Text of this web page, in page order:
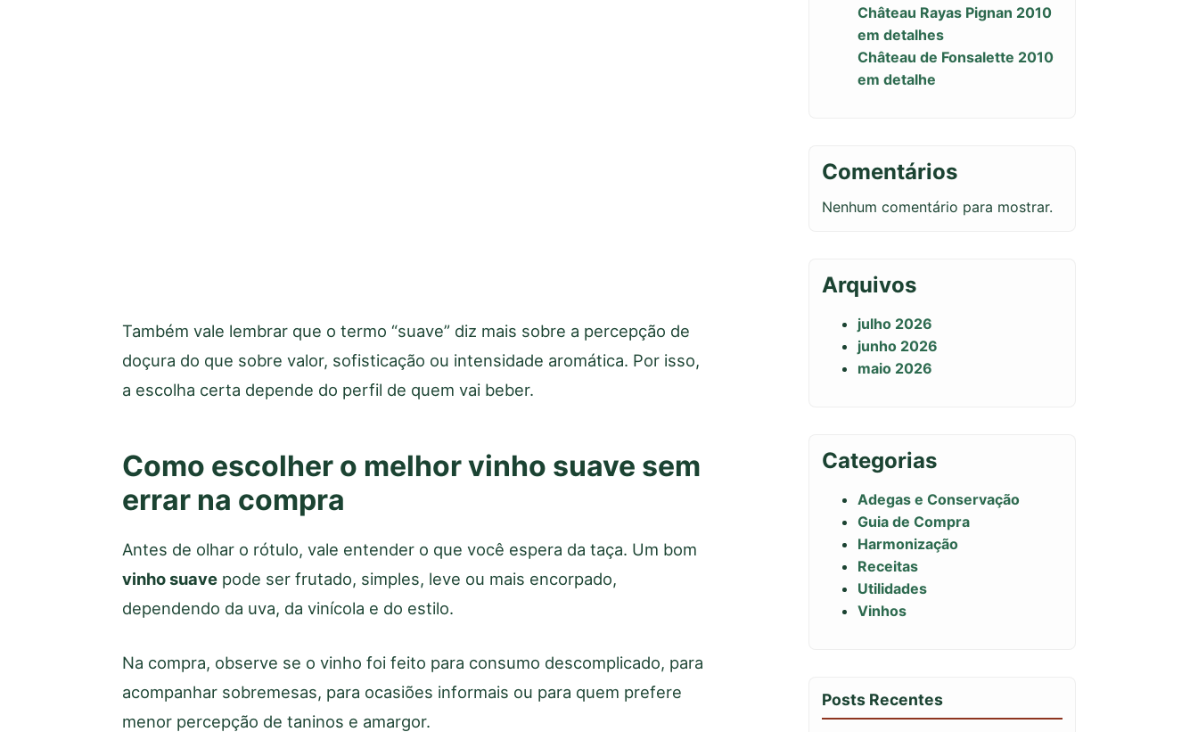
Também vale lembrar que o termo “suave” diz mais sobre a percepção de
doçura do que sobre valor, sofisticação ou intensidade aromática. Por isso,
a escolha certa depende do perfil de quem vai beber.
Como escolher o melhor vinho suave sem
errar na compra
Antes de olhar o rótulo, vale entender o que você espera da taça. Um bom
vinho suave pode ser frutado, simples, leve ou mais encorpado,
dependendo da uva, da vinícola e do estilo.
Na compra, observe se o vinho foi feito para consumo descomplicado, para
acompanhar sobremesas, para ocasiões informais ou para quem prefere
menor percepção de taninos e amargor.
Château Rayas Pignan 2010
em detalhes
Château de Fonsalette 2010
em detalhe
Comentários
Nenhum comentário para mostrar.
Arquivos
julho 2026
junho 2026
maio 2026
Categorias
Adegas e Conservação
Guia de Compra
Harmonização
Receitas
Utilidades
Vinhos
Posts Recentes